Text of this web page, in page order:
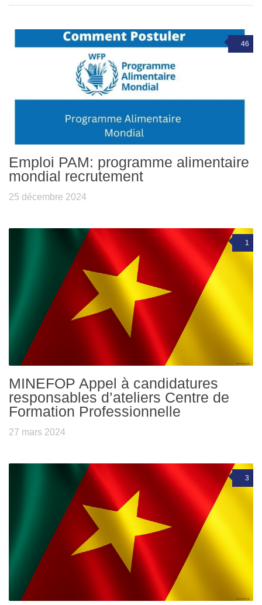
46
Emploi PAM: programme alimentaire
mondial recrutement
25 décembre 2024
1
MINEFOP Appel à candidatures
responsables d’ateliers Centre de
Formation Professionnelle
27 mars 2024
3